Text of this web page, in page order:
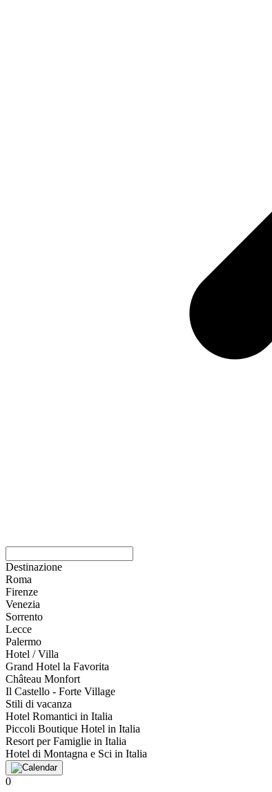
Destinazione
Roma
Firenze
Venezia
Sorrento
Lecce
Palermo
Hotel / Villa
Grand Hotel la Favorita
Château Monfort
Il Castello - Forte Village
Stili di vacanza
Hotel Romantici in Italia
Piccoli Boutique Hotel in Italia
Resort per Famiglie in Italia
Hotel di Montagna e Sci in Italia
0